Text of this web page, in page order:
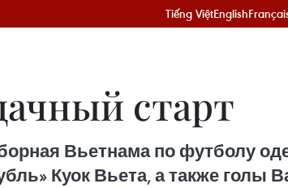
Tiếng ViệtEnglish
старт
Вьетнама по футболу
Куок Вьета, а также голы